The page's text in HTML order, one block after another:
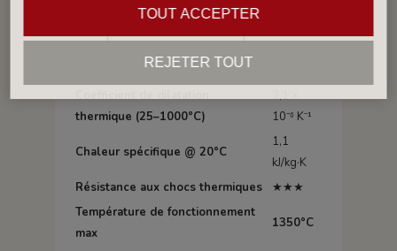
Propriété
Coefficient de dilatation
thermique (25–1000°C)
3,1 ×
10⁻⁶ K⁻¹
Chaleur spécifique @ 20°C
1,1
kJ/kg·K
Résistance aux chocs thermiques
★★★
Température de fonctionnement
max
1350°C
REJETER TOUT
TOUT ACCEPTER